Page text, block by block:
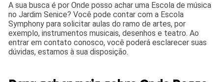
A sua busca é por Onde posso achar uma Escola de música
no Jardim Senice? Você pode contar com a Escola
Symphony para solicitar aulas do ramo de artes, por
exemplo, instrumentos musicais, desenhos e teatro. Ao
entrar em contato conosco, você poderá esclarecer suas
dúvidas, estamos à sua disposição.